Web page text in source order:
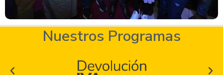
Nuestros Programas